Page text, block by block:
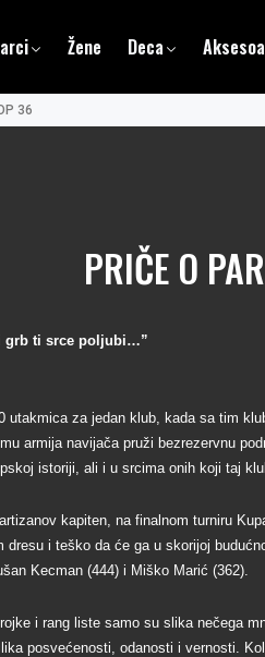
Žene Deca
36
PRIČE O
grb ti srce poljubi…”
utakmica za jedan klub, kada sa tim
armija navijača pruži bezrezervnu
istoriji, ali i u srcima onih koji taj
kapiten, na finalnom turniru
dresu i teško da će ga u skorijoj
Kecman (444) i Miško Marić (362).
i rang liste samo su slika nečega
posvećenosti, odanosti i vernosti.